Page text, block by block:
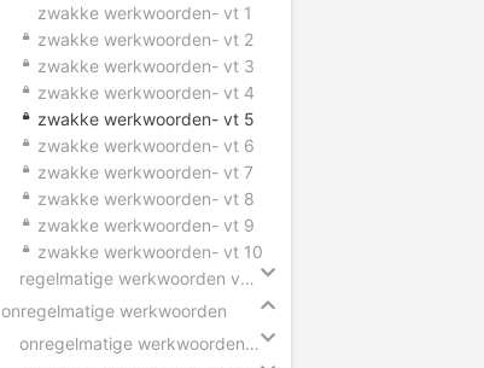
zwakke werkwoorden- vt 1
zwakke werkwoorden- vt 2
zwakke werkwoorden- vt 3
zwakke werkwoorden- vt 4
zwakke werkwoorden- vt 5
zwakke werkwoorden- vt 6
zwakke werkwoorden- vt 7
zwakke werkwoorden- vt 8
zwakke werkwoorden- vt 9
zwakke werkwoorden- vt 10
regelmatige werkwoorden voltooid deelwoord
onregelmatige werkwoorden
onregelmatige werkwoorden verleden tijd - ik